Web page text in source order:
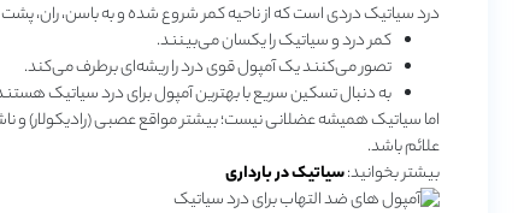
درد سیاتیک دردی است که از ناحیه کمر شروع شده و به باسن، ران،
کمر درد و سیاتیک را یکسان می‌بینند.
تصور می‌کنند یک آمپول قوی درد را ریشه‌ای برطرف می‌کند.
به دنبال تسکین سریع با بهترین آمپول برای درد سیاتیک
اما سیاتیک همیشه عضلانی نیست؛ بیشتر مواقع عصبی (رادیکولار)
علائم باشد.
بیشتر بخوانید:سیاتیک در بارداری